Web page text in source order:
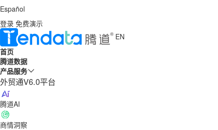
Español
登录 免费演示
EN
首页
腾道数据
产品服务
外贸通V6.0平台
腾道AI
商情洞察